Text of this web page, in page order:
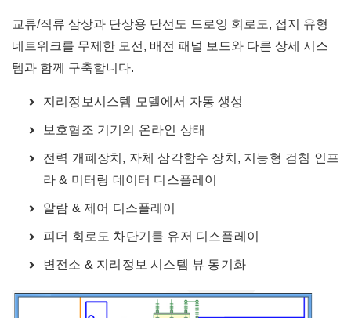
교류/직류 삼상과 단상용 단선도 드로잉 회로도, 접지 유형
네트워크를 무제한 모선, 배전 패널 보드와 다른 상세 시스
템과 함께 구축합니다.
지리정보시스템 모델에서 자동 생성
보호협조 기기의 온라인 상태
전력 개폐장치, 자체 삼각함수 장치, 지능형 검침 인프
라 & 미터링 데이터 디스플레이
알람 & 제어 디스플레이
피더 회로도 차단기를 유저 디스플레이
변전소 & 지리정보 시스템 뷰 동기화